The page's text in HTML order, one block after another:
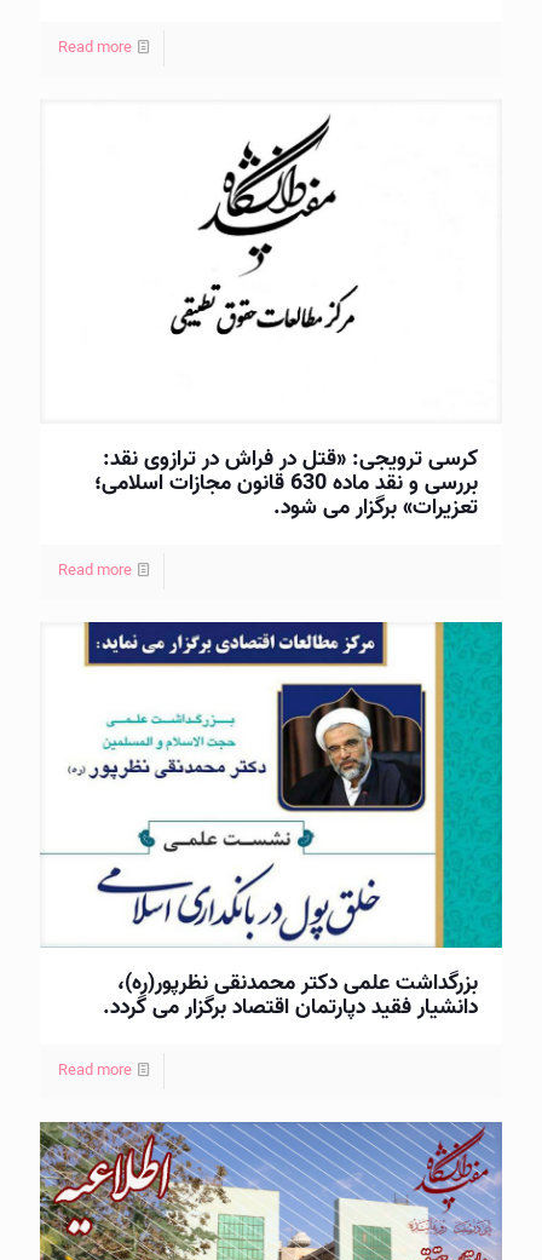
Read more
کرسی ترویجی: «قتل در فراش در ترازوی نقد:
بررسی و نقد ماده 630 قانون مجازات اسلامی؛
تعزیرات» برگزار می شود.
Read more
بزرگداشت علمی دكتر محمدنقی نظرپور(ره)،
دانشیار فقید دپارتمان اقتصاد برگزار می گردد.
Read more